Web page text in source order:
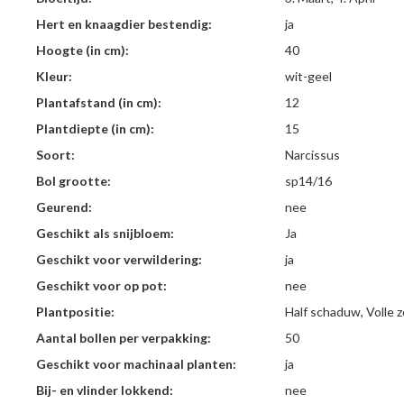
Hert en knaagdier bestendig:
ja
Hoogte (in cm):
40
Kleur:
wit-geel
Plantafstand (in cm):
12
Plantdiepte (in cm):
15
Soort:
Narcissus
Bol grootte:
sp14/16
Geurend:
nee
Geschikt als snijbloem:
Ja
Geschikt voor verwildering:
ja
Geschikt voor op pot:
nee
Plantpositie:
Half schaduw, Volle
Aantal bollen per verpakking:
50
Geschikt voor machinaal planten:
ja
Bij- en vlinder lokkend:
nee